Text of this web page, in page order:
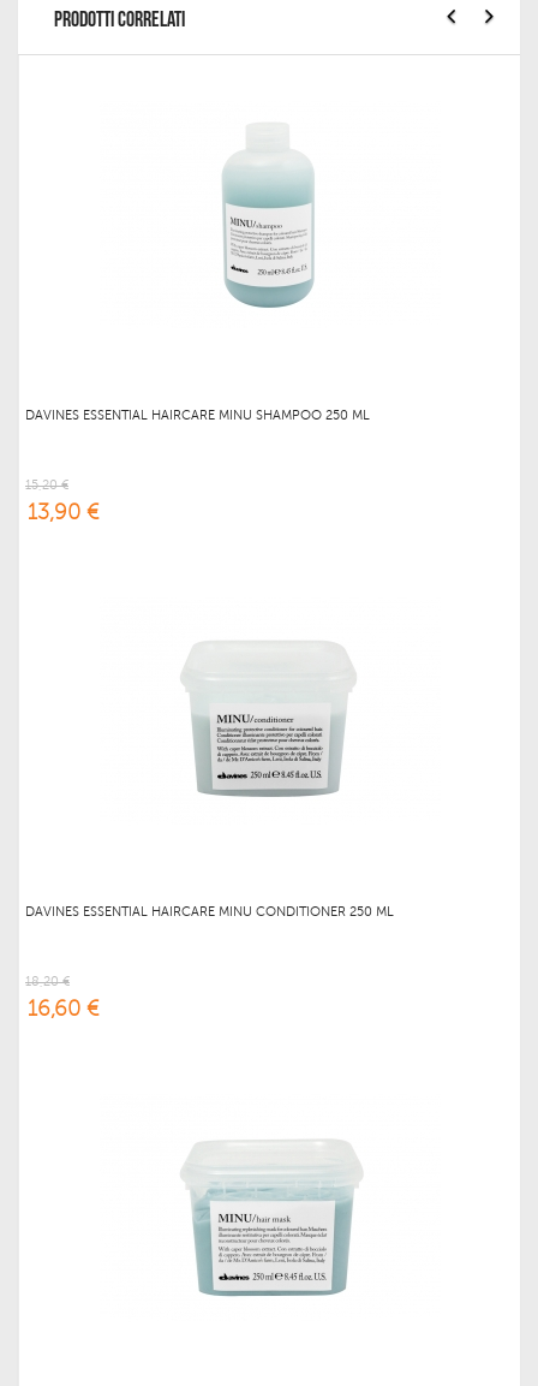
PRODOTTI CORRELATI
DAVINES ESSENTIAL HAIRCARE MINU SHAMPOO 250 ML
15,20 €
13,90 €
DAVINES ESSENTIAL HAIRCARE MINU CONDITIONER 250 ML
18,20 €
16,60 €